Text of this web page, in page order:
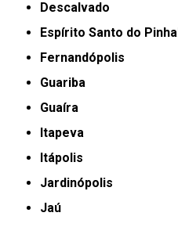
Descalvado
Espírito Santo do Pinhal
Fernandópolis
Guariba
Guaíra
Itapeva
Itápolis
Jardinópolis
Jaú